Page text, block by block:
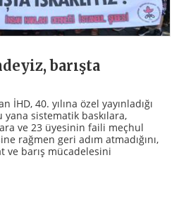
barışta
İHD, 40. yılına özel yayınladığı
sistematik baskılara,
ve 23 üyesinin faili meçhul
rağmen geri adım atmadığını,
ve barış mücadelesini